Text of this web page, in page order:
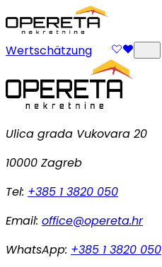
Wertschätzung
Ulica grada Vukovara 20
10000 Zagreb
Tel: +385 1 3820 050
Email: office@opereta.hr
WhatsApp: +385 1 3820 050